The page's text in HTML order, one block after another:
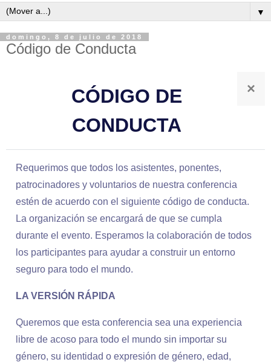
▼
domingo, 8 de julio de 2018
Código de Conducta
CÓDIGO DE
CONDUCTA
×
Requerimos que todos los asistentes, ponentes,
patrocinadores y voluntarios de nuestra conferencia
estén de acuerdo con el siguiente código de conducta.
La organización se encargará de que se cumpla
durante el evento. Esperamos la colaboración de todos
los participantes para ayudar a construir un entorno
seguro para todo el mundo.
LA VERSIÓN RÁPIDA
Queremos que esta conferencia sea una experiencia
libre de acoso para todo el mundo sin importar su
género, su identidad o expresión de género, edad,